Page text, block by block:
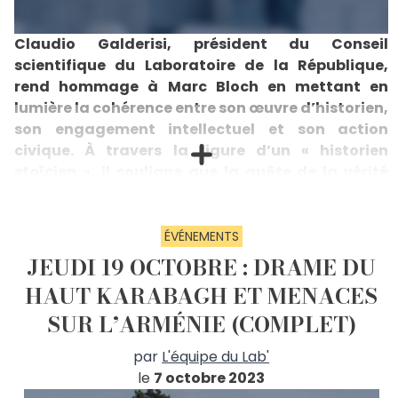
Claudio Galderisi, président du Conseil
scientifique du Laboratoire de la République,
rend hommage à Marc Bloch en mettant en
lumière la cohérence entre son œuvre d’historien,
son engagement intellectuel et son action
civique. À travers la figure d’un « historien
stoïcien », il souligne que la quête de la vérité
parrêsia, cette parole libre qui engage autant la
pensée que l’action. Marc Bloch apparaît comme
un modèle d’exigence scientifique et de
responsabilité citoyenne, dont l’héritage
demeure d’une profonde actualité.
« L’homme, seul, se découvre dans la vérité », rappelle
Marc Bloch dans son Apologie pour l’histoire. Grâce à
lui nous sommes moins seuls dans la recherche de
cette vérité dont il a fait la raison d’être de son
ÉVÉNEMENTS
JEUDI 19 OCTOBRE : DRAME DU
HAUT KARABAGH ET MENACES
SUR L’ARMÉNIE (COMPLET)
par L'équipe du Lab'
le 7 octobre 2023